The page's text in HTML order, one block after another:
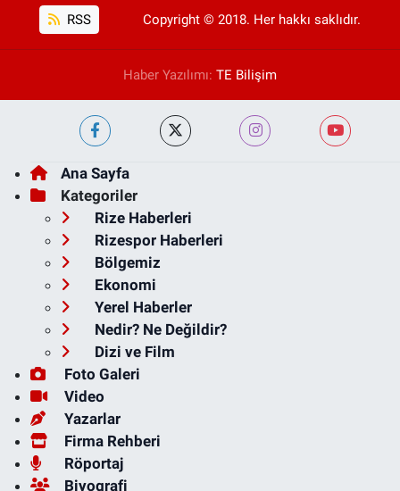
RSS Copyright © 2018. Her hakkı saklıdır.
Haber Yazılımı: TE Bilişim
Ana Sayfa
Kategoriler
Rize Haberleri
Rizespor Haberleri
Bölgemiz
Ekonomi
Yerel Haberler
Nedir? Ne Değildir?
Dizi ve Film
Foto Galeri
Video
Yazarlar
Firma Rehberi
Röportaj
Biyografi